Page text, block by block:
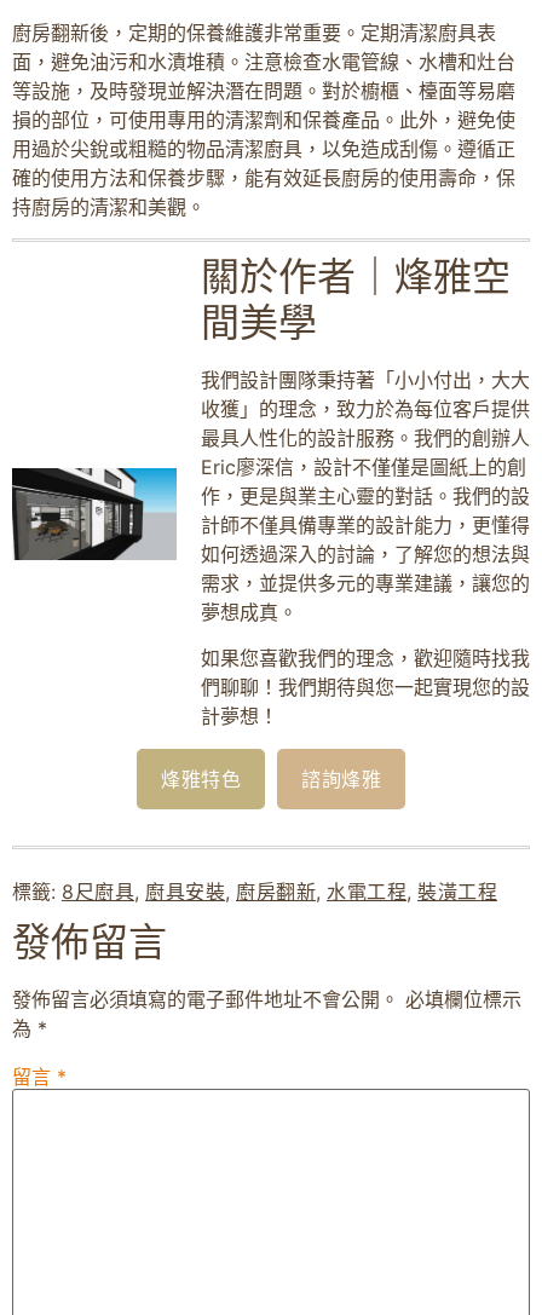
廚房翻新後，定期的保養維護非常重要。定期清潔廚具表
面，避免油污和水漬堆積。注意檢查水電管線、水槽和灶台
等設施，及時發現並解決潛在問題。對於櫥櫃、檯面等易磨
損的部位，可使用專用的清潔劑和保養產品。此外，避免使
用過於尖銳或粗糙的物品清潔廚具，以免造成刮傷。遵循正
確的使用方法和保養步驟，能有效延長廚房的使用壽命，保
持廚房的清潔和美觀。
關於作者｜烽雅空
間美學
我們設計團隊秉持著「小小付出，大大
收獲」的理念，致力於為每位客戶提供
最具人性化的設計服務。我們的創辦人
Eric廖深信，設計不僅僅是圖紙上的創
作，更是與業主心靈的對話。我們的設
計師不僅具備專業的設計能力，更懂得
如何透過深入的討論，了解您的想法與
需求，並提供多元的專業建議，讓您的
夢想成真。
如果您喜歡我們的理念，歡迎隨時找我
們聊聊！我們期待與您一起實現您的設
計夢想！
烽雅特色 諮詢烽雅
標籤: 8尺廚具, 廚具安裝, 廚房翻新, 水電工程, 裝潢工程
發佈留言
發佈留言必須填寫的電子郵件地址不會公開。 必填欄位標示
為 *
留言 *